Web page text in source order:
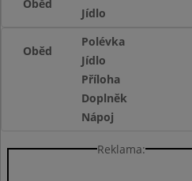
Oběd
Jídlo
Oběd
Polévka
Jídlo
Příloha
Doplněk
Nápoj
Reklama: